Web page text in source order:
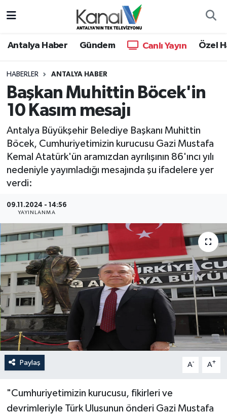
Antalya Haber Gündem Canlı Yayın Özel
HABERLER ANTALYA HABER
Başkan Muhittin Böcek'in
10 Kasım mesajı
Antalya Büyükşehir Belediye Başkanı Muhittin
Böcek, Cumhuriyetimizin kurucusu Gazi Mustafa
Kemal Atatürk'ün aramızdan ayrılışının 86'ıncı yılı
nedeniyle yayımladığı mesajında şu ifadelere yer
verdi:
09.11.2024 - 14:56
YAYINLANMA
Paylaş A- A+
"Cumhuriyetimizin kurucusu, fikirleri ve
devrimleriyle Türk Ulusunun önderi Gazi Mustafa
Antalya Haber
Dünya
Eğitim
Ekonomi
Gündem
Haberler
KANALV Spor
Kültür Sanat
Magazin
Öğle Bülteni
Siyaset
Hava Durumu
Trafik Durumu
Süper Lig Puan Durumu ve Fikstür
Tüm Manşetler
Son Dakika Haberleri